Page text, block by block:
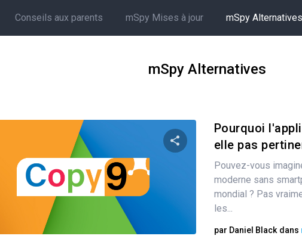
Conseils aux parents mSpy Mises à jour mSpy Alternatives
mSpy Alternatives
Partager
Pourquoi
elle pas
Pouvez-vous
moderne sans
mondial ? Pas
les...
par Daniel Black dans